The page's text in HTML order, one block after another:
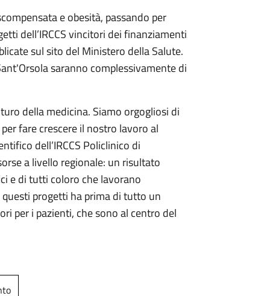
e obesità, passando per
dell’IRCCS vincitori dei finanziamenti
sul sito del Ministero della Salute.
saranno complessivamente di
della medicina. Siamo orgogliosi di
fare crescere il nostro lavoro al
dell’IRCCS Policlinico di
a livello regionale: un risultato
e di tutti coloro che lavorano
progetti ha prima di tutto un
per i pazienti, che sono al centro del